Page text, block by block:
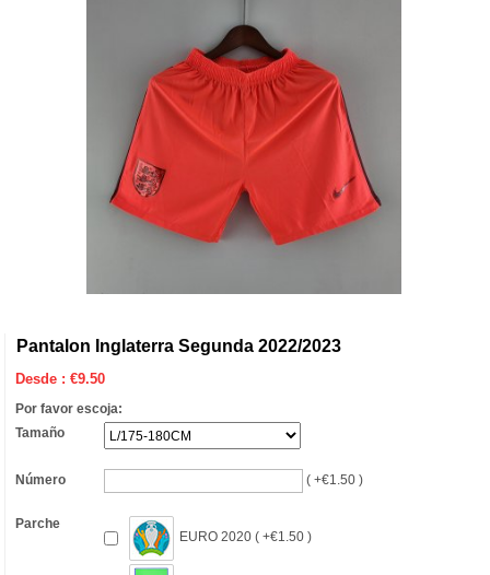
Pantalon Inglaterra Segunda 2022/2023
Desde :€9.50
Por favor escoja:
Tamaño
Número ( +€1.50 )
Parche
EURO 2020 ( +€1.50 )